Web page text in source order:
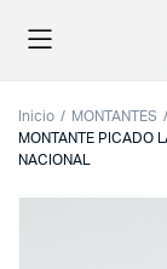
Inicio
MONTANTES
MONTANTE PICADO
NACIONAL